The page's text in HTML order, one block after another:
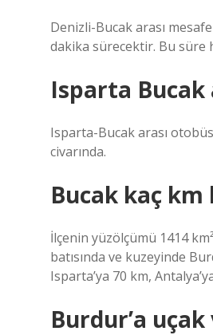
Denizli-Bucak arası
dakika sürecektir. Bu süre
Isparta Bucak
Isparta-Bucak arası
civarında.
Bucak kaç km
İlçenin yüzölçümü 1414
batısında ve kuzeyinde
Isparta’ya 70 km,
Burdur’a uçak